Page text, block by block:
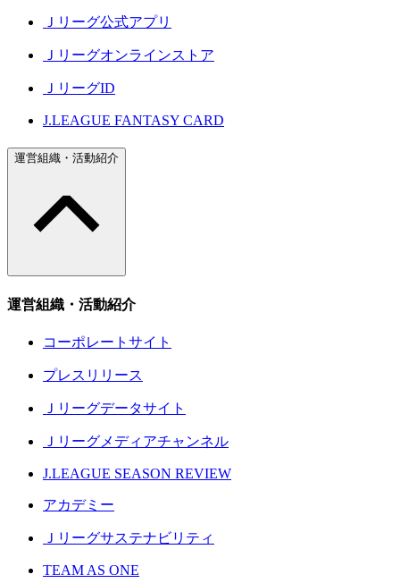
Ｊリーグ公式アプリ
Ｊリーグオンラインストア
ＪリーグID
J.LEAGUE FANTASY CARD
運営組織・活動紹介
運営組織・活動紹介
コーポレートサイト
プレスリリース
Ｊリーグデータサイト
Ｊリーグメディアチャンネル
J.LEAGUE SEASON REVIEW
アカデミー
Ｊリーグサステナビリティ
TEAM AS ONE